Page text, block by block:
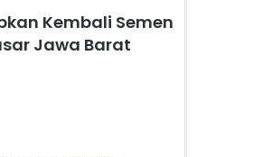
Kembali Semen
Jawa Barat